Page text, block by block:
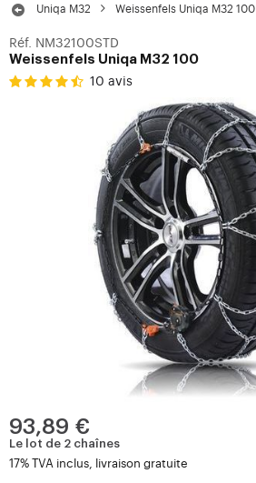
Uniqa M32 Weissenfels Uniqa M32 100
Réf. NM32100STD
Weissenfels Uniqa M32 100
10 avis
93,89 €
Le lot de 2 chaînes
17% TVA inclus, livraison gratuite